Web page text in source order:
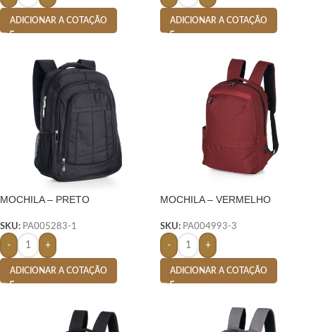
ADICIONAR A COTAÇÃO ADICIONAR A COTAÇÃO
MOCHILA – PRETO
SKU: PA005283-1
- +
ADICIONAR A COTAÇÃO
MOCHILA – VERMELHO
SKU: PA004993-3
- +
ADICIONAR A COTAÇÃO